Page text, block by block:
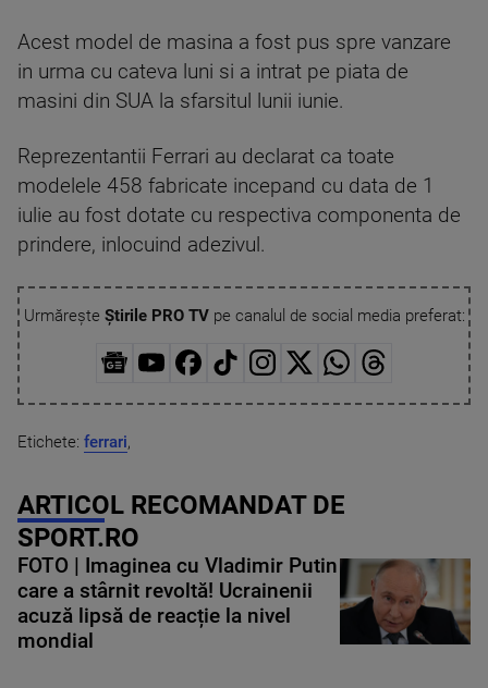
Acest model de masina a fost pus spre vanzare
in urma cu cateva luni si a intrat pe piata de
masini din SUA la sfarsitul lunii iunie.
Reprezentantii Ferrari au declarat ca toate
modelele 458 fabricate incepand cu data de 1
iulie au fost dotate cu respectiva componenta de
prindere, inlocuind adezivul.
Urmărește Știrile PRO TVpe canalul de social media preferat:
Etichete: ferrari,
ARTICOL RECOMANDAT DE
SPORT.RO
FOTO | Imaginea cu Vladimir Putin
care a stârnit revoltă! Ucrainenii
acuză lipsă de reacție la nivel
mondial